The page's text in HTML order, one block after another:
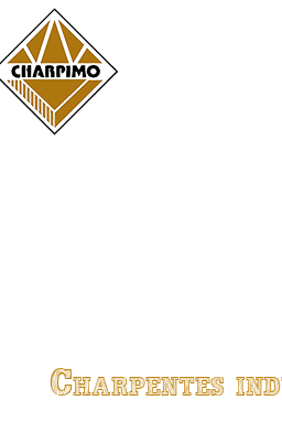
Charpentes